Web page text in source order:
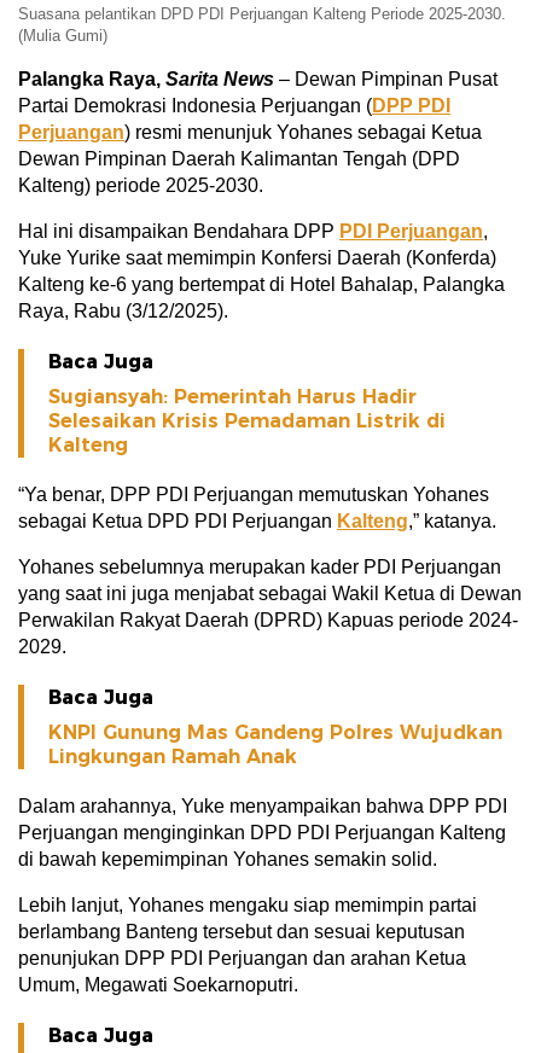
Suasana pelantikan DPD PDI Perjuangan Kalteng Periode 2025-2030.
(Mulia Gumi)
Palangka Raya, Sarita News – Dewan Pimpinan Pusat
Partai Demokrasi Indonesia Perjuangan (DPP PDI
Perjuangan) resmi menunjuk Yohanes sebagai Ketua
Dewan Pimpinan Daerah Kalimantan Tengah (DPD
Kalteng) periode 2025-2030.
Hal ini disampaikan Bendahara DPP PDI Perjuangan,
Yuke Yurike saat memimpin Konfersi Daerah (Konferda)
Kalteng ke-6 yang bertempat di Hotel Bahalap, Palangka
Raya, Rabu (3/12/2025).
Baca Juga
Sugiansyah: Pemerintah Harus Hadir
Selesaikan Krisis Pemadaman Listrik di
Kalteng
“Ya benar, DPP PDI Perjuangan memutuskan Yohanes
sebagai Ketua DPD PDI Perjuangan Kalteng,” katanya.
Yohanes sebelumnya merupakan kader PDI Perjuangan
yang saat ini juga menjabat sebagai Wakil Ketua di Dewan
Perwakilan Rakyat Daerah (DPRD) Kapuas periode 2024-
2029.
Baca Juga
KNPI Gunung Mas Gandeng Polres Wujudkan
Lingkungan Ramah Anak
Dalam arahannya, Yuke menyampaikan bahwa DPP PDI
Perjuangan menginginkan DPD PDI Perjuangan Kalteng
di bawah kepemimpinan Yohanes semakin solid.
Lebih lanjut, Yohanes mengaku siap memimpin partai
berlambang Banteng tersebut dan sesuai keputusan
penunjukan DPP PDI Perjuangan dan arahan Ketua
Umum, Megawati Soekarnoputri.
Baca Juga